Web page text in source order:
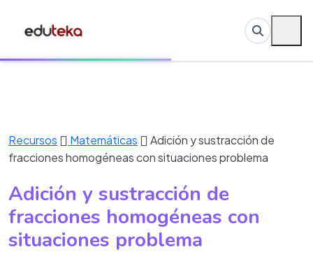
Recursos Matemáticas
Adición y sustracción de
fracciones homogéneas con situaciones problema
Adición y sustracción de
fracciones homogéneas con
situaciones problema